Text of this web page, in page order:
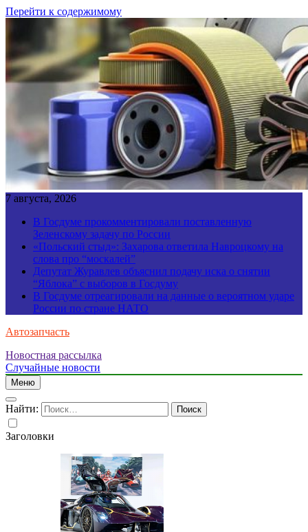
Перейти к содержимому
7 августа, 2026
В Госдуме прокомментировали поставленную
Зеленскому задачу по России
«Польский стыд»: Захарова ответила Навроцкому на
слова про “москалей”
Депутат Журавлев объяснил подачу иска о снятии
“Яблока” с выборов в Госдуму
В Госдуме отреагировали на данные о вероятном ударе
России по стране НАТО
Автозапчасть
Новостная рассылка
Случайные новости
Меню
Найти:
Заголовки